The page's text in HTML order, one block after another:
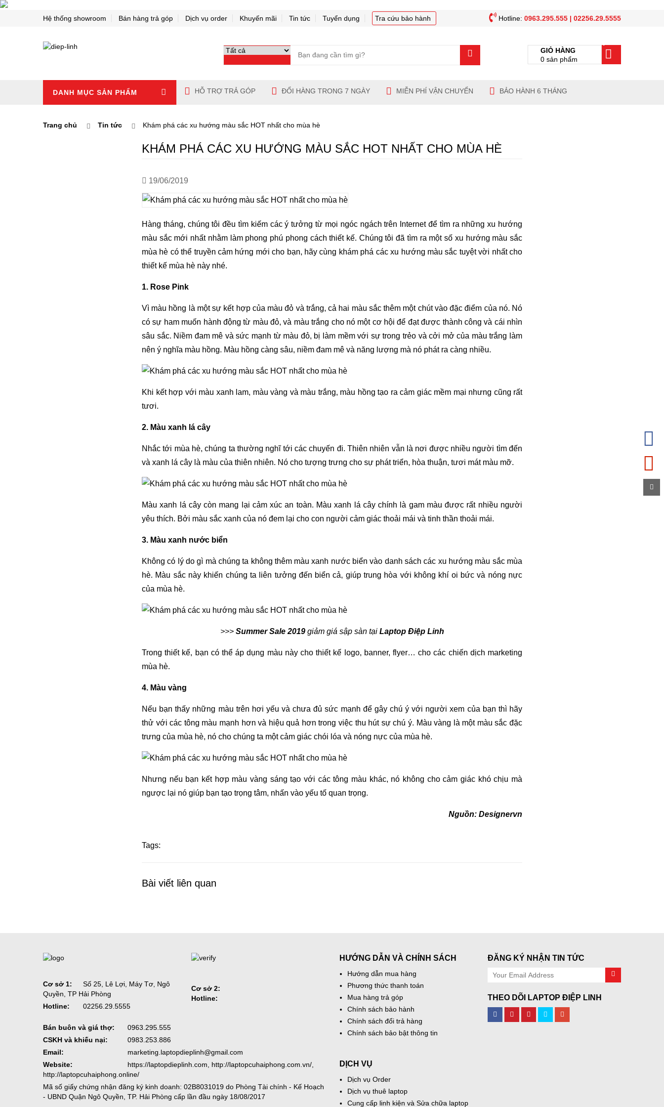
Hệ thống showroom Bán hàng trả góp Dịch vụ order Khuyến mãi Tin tức Tuyển dụng Tra cứu bảo hành Hotline: 0963.295.555 | 02256.29.5555
GIỎ HÀNG
0 sản phẩm
DANH MỤC SẢN PHẨM HỖ TRỢ TRẢ GÓP ĐỔI HÀNG TRONG 7 NGÀY MIỄN PHÍ VẬN CHUYỂN BẢO HÀNH 6 THÁNG
Trang chủ Tin tức Khám phá các xu hướng màu sắc HOT nhất cho mùa hè
KHÁM PHÁ CÁC XU HƯỚNG MÀU SẮC HOT NHẤT CHO MÙA HÈ
19/06/2019
Hàng tháng, chúng tôi đều tìm kiếm các ý tưởng từ mọi ngóc ngách trên Internet để tìm ra những xu hướng
màu sắc mới nhất nhằm làm phong phú phong cách thiết kế. Chúng tôi đã tìm ra một số xu hướng màu sắc
mùa hè có thể truyền cảm hứng mới cho bạn, hãy cùng khám phá các xu hướng màu sắc tuyệt vời nhất cho
thiết kế mùa hè này nhé.
1. Rose Pink
Vì màu hồng là một sự kết hợp của màu đỏ và trắng, cả hai màu sắc thêm một chút vào đặc điểm của nó. Nó
có sự ham muốn hành động từ màu đỏ, và màu trắng cho nó một cơ hội để đạt được thành công và cái nhìn
sâu sắc. Niềm đam mê và sức mạnh từ màu đỏ, bị làm mềm với sự trong trẻo và cởi mở của màu trắng làm
nên ý nghĩa màu hồng. Màu hồng càng sâu, niềm đam mê và năng lượng mà nó phát ra càng nhiều.
Khi kết hợp với màu xanh lam, màu vàng và màu trắng, màu hồng tạo ra cảm giác mềm mại nhưng cũng rất
tươi.
2. Màu xanh lá cây
Nhắc tới mùa hè, chúng ta thường nghĩ tới các chuyến đi. Thiên nhiên vẫn là nơi được nhiều người tìm đến
và xanh lá cây là màu của thiên nhiên. Nó cho tượng trưng cho sự phát triển, hòa thuận, tươi mát màu mỡ.
Màu xanh lá cây còn mang lại cảm xúc an toàn. Màu xanh lá cây chính là gam màu được rất nhiều người
yêu thích. Bởi màu sắc xanh của nó đem lại cho con người cảm giác thoải mái và tinh thần thoải mái.
3. Màu xanh nước biển
Không có lý do gì mà chúng ta không thêm màu xanh nước biển vào danh sách các xu hướng màu sắc mùa
hè. Màu sắc này khiến chúng ta liên tưởng đến biển cả, giúp trung hòa với không khí oi bức và nóng nực
của mùa hè.
>>> Summer Sale 2019giảm giá sập sàn tại Laptop Điệp Linh
Trong thiết kế, bạn có thể áp dụng màu này cho thiết kế logo, banner, flyer… cho các chiến dịch marketing
mùa hè.
4. Màu vàng
Nếu bạn thấy những màu trên hơi yếu và chưa đủ sức mạnh để gây chú ý với người xem của bạn thì hãy
thử với các tông màu mạnh hơn và hiệu quả hơn trong việc thu hút sự chú ý. Màu vàng là một màu sắc đặc
trưng của mùa hè, nó cho chúng ta một cảm giác chói lóa và nóng nực của mùa hè.
Nhưng nếu bạn kết hợp màu vàng sáng tạo với các tông màu khác, nó không cho cảm giác khó chịu mà
ngược lại nó giúp bạn tạo trọng tâm, nhấn vào yếu tố quan trọng.
Nguồn: Designervn
Tags:
Bài viết liên quan
Cơ sở 1:
Số 25, Lê Lợi, Máy Tơ, Ngô
Quyền, TP Hải Phòng
Hotline:
02256.29.5555
Cơ sở 2:
Hotline:
Bán buôn và giá thợ:
0963.295.555
CSKH và khiếu nại:
0983.253.886
Email:
marketing.laptopdieplinh@gmail.com
Website:
https://laptopdieplinh.com, http://laptopcuhaiphong.com.vn/,
http://laptopcuhaiphong.online/
Mã số giấy chứng nhận đăng ký kinh doanh: 02B8031019 do Phòng Tài chính - Kế Hoạch
- UBND Quận Ngô Quyền, TP. Hải Phòng cấp lần đầu ngày 18/08/2017
HƯỚNG DẪN VÀ CHÍNH SÁCH
Hướng dẫn mua hàng
Phương thức thanh toán
Mua hàng trả góp
Chính sách bảo hành
Chính sách đổi trả hàng
Chính sách bảo bật thông tin
DỊCH VỤ
Dịch vụ Order
Dịch vụ thuê laptop
Cung cấp linh kiện và Sửa chữa laptop
ĐĂNG KÝ NHẬN TIN TỨC
THEO DÕI LAPTOP ĐIỆP LINH